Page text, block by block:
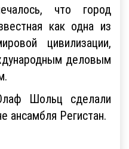
что город
как одна из
цивилизации,
деловым
Шольц сделали
ансамбля Регистан.